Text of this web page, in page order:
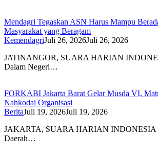
Mendagri Tegaskan ASN Harus Mampu
Masyarakat yang Beragam
KemendagriJuli 26, 2026Juli 26, 2026
JATINANGOR, SUARA HARIAN
Dalam Negeri…
FORKABI Jakarta Barat Gelar Musda VI,
Nahkodai Organisasi
BeritaJuli 19, 2026Juli 19, 2026
JAKARTA, SUARA HARIAN INDONESIA
Daerah…